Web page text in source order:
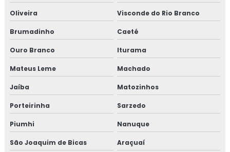
Curso de rotulagem nutricional online
Empresa de consultoria gmp
Empresa de consultoria para setor alimentício
Empresa de consultoria para setor de alimentos
Empresa de treinamento para empresa alimentícia
Oliveira Visconde do Rio Branco
Brumadinho Caeté
Ouro Branco Iturama
Mateus Leme Machado
Jaíba Matozinhos
Porteirinha Sarzedo
Piumhi Nanuque
São Joaquim de Bicas Araçuaí